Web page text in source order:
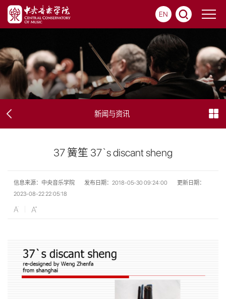
EN
新闻与资讯
37 簧笙 37`s discant sheng
信息来源：中央音乐学院 发布日期：2018-05-30 09:24:00
更新日期：
2023-08-22 22:05:18